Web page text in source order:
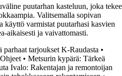
puutarhan kasteluun, joka tekee
Valitsemalla sopivan
käyttö varmistat puutarhasi kasvien
aikaisesti ja vaivattomasti.
tarjoukset K-Raudasta •
• Metsurin kypärä: Tärkeä
Ivalo: Rakentajan ja remontoijan